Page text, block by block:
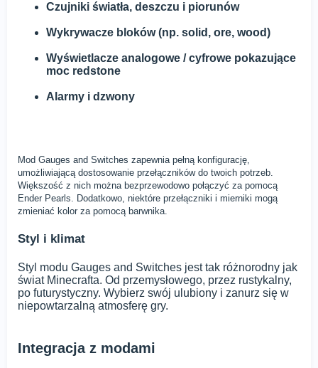
Czujniki światła, deszczu i piorunów
Wykrywacze bloków (np. solid, ore, wood)
Wyświetlacze analogowe / cyfrowe pokazujące
moc redstone
Alarmy i dzwony
Mod Gauges and Switches zapewnia pełną konfigurację,
umożliwiającą dostosowanie przełączników do twoich potrzeb.
Większość z nich można bezprzewodowo połączyć za pomocą
Ender Pearls. Dodatkowo, niektóre przełączniki i mierniki mogą
zmieniać kolor za pomocą barwnika.
Styl i klimat
Styl modu Gauges and Switches jest tak różnorodny jak
świat Minecrafta. Od przemysłowego, przez rustykalny,
po futurystyczny. Wybierz swój ulubiony i zanurz się w
niepowtarzalną atmosferę gry.
Integracja z modami